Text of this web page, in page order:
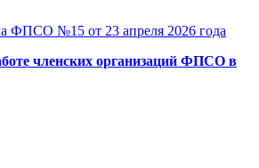
ФПСО №15 от 23 апреля 2026 года
членских организаций ФПСО в